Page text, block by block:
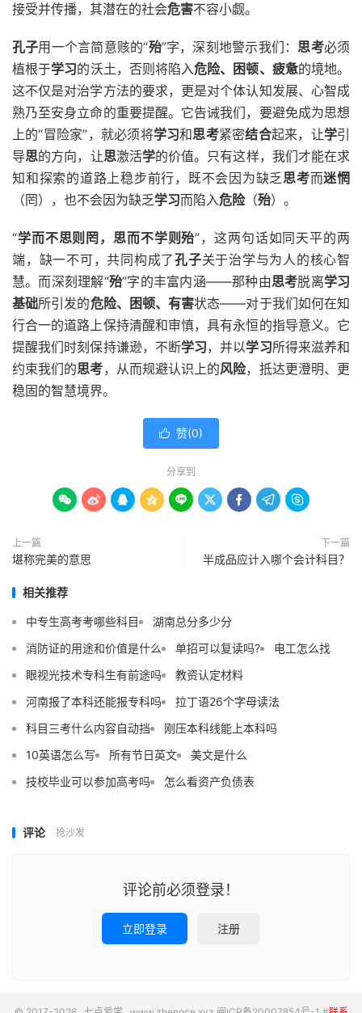
接受并传播，其潜在的社会危害不容小觑。
孔子用一个言简意赅的“殆”字，深刻地警示我们：思考必须
植根于学习的沃土，否则将陷入危险、困顿、疲惫的境地。
这不仅是对治学方法的要求，更是对个体认知发展、心智成
熟乃至安身立命的重要提醒。它告诫我们，要避免成为思想
上的“冒险家”，就必须将学习和思考紧密结合起来，让学引
导思的方向，让思激活学的价值。只有这样，我们才能在求
知和探索的道路上稳步前行，既不会因为缺乏思考而迷惘
（罔），也不会因为缺乏学习而陷入危险（殆）。
“学而不思则罔，思而不学则殆”，这两句话如同天平的两
端，缺一不可，共同构成了孔子关于治学与为人的核心智
慧。而深刻理解“殆”字的丰富内涵——那种由思考脱离学习
基础所引发的危险、困顿、有害状态——对于我们如何在知
行合一的道路上保持清醒和审慎，具有永恒的指导意义。它
提醒我们时刻保持谦逊，不断学习，并以学习所得来滋养和
约束我们的思考，从而规避认识上的风险，抵达更澄明、更
稳固的智慧境界。
 赞(0)
分享到
        
上一篇
堪称完美的意思
下一篇
半成品应计入哪个会计科目？
相关推荐
中专生高考考哪些科目
湖南总分多少分
消防证的用途和价值是什么
单招可以复读吗?
电工怎么找
眼视光技术专科生有前途吗
教资认定材料
河南报了本科还能报专科吗
拉丁语26个字母读法
科目三考什么内容自动挡
刚压本科线能上本科吗
10英语怎么写
所有节日英文
美文是什么
技校毕业可以参加高考吗
怎么看资产负债表
评论 抢沙发
评论前必须登录！
立即登录 注册